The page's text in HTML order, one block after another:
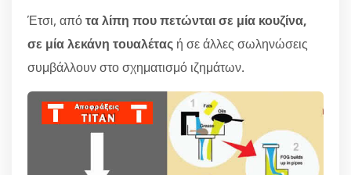
Έτσι, απότα λίπη που πετώνται σε μία κουζίνα,
σε μία λεκάνη τουαλέτας ή σε άλλες σωληνώσεις
συμβάλλουν στο σχηματισμό ιζημάτων.